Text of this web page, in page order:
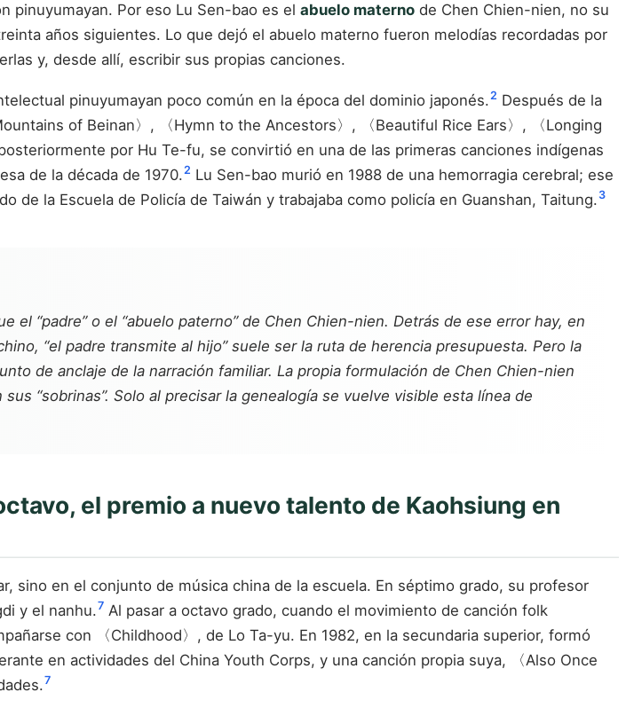
pinuyumayan. Por eso Lu Sen-bao es el abuelo materno de Chen Chien-nien, no su
años siguientes. Lo que dejó el abuelo materno fueron melodías recordadas por
y, desde allí, escribir sus propias canciones.
pinuyumayan poco común en la época del dominio japonés.2 Después de la
of Beinan〉, 〈Hymn to the Ancestors〉, 〈Beautiful Rice Ears〉, 〈Longing
por Hu Te-fu, se convirtió en una de las primeras canciones indígenas
de la década de 1970.2 Lu Sen-bao murió en 1988 de una hemorragia cerebral; ese
de la Escuela de Policía de Taiwán y trabajaba como policía en Guanshan, Taitung. 3
“padre” o el “abuelo paterno” de Chen Chien-nien. Detrás de ese error hay, en
“el padre transmite al hijo” suele ser la ruta de herencia presupuesta. Pero la
de anclaje de la narración familiar. La propia formulación de Chen Chien-nien
“sobrinas”. Solo al precisar la genealogía se vuelve visible esta línea de
el premio a nuevo talento de Kaohsiung en
sino en el conjunto de música china de la escuela. En séptimo grado, su profesor
y el nanhu.7 Al pasar a octavo grado, cuando el movimiento de canción folk
con 〈Childhood〉, de Lo Ta-yu. En 1982, en la secundaria superior, formó
en actividades del China Youth Corps, y una canción propia suya, 〈Also Once
7